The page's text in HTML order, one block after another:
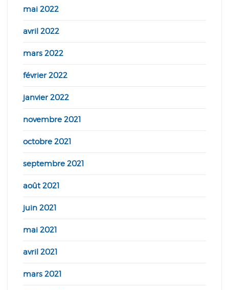
mai 2022
avril 2022
mars 2022
février 2022
janvier 2022
novembre 2021
octobre 2021
septembre 2021
août 2021
juin 2021
mai 2021
avril 2021
mars 2021